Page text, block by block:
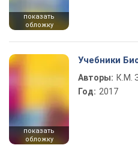
показать
обложку
показать
обложку
Учебники
Авторы: К.М.
Год: 2017